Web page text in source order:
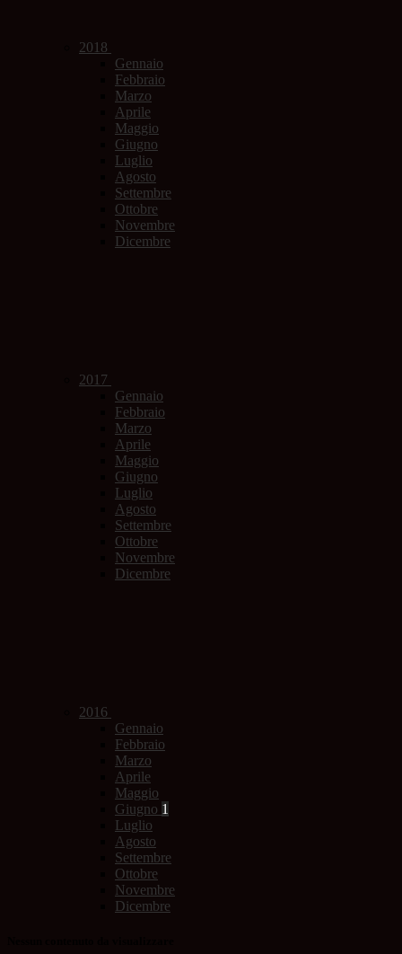
2018
Gennaio
Febbraio
Marzo
Aprile
Maggio
Giugno
Luglio
Agosto
Settembre
Ottobre
Novembre
Dicembre
2017
Gennaio
Febbraio
Marzo
Aprile
Maggio
Giugno
Luglio
Agosto
Settembre
Ottobre
Novembre
Dicembre
2016
Gennaio
Febbraio
Marzo
Aprile
Maggio
Giugno 1
Luglio
Agosto
Settembre
Ottobre
Novembre
Dicembre